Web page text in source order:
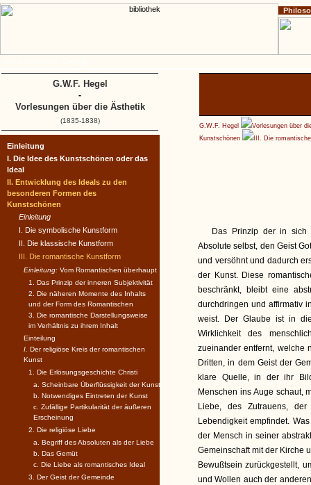
G.W.F. Hegel
Vorlesungen über
Kunstschönen
III. Die
Das Prinzip der in sich
Absolute selbst, den Geist
und versöhnt und dadurch
der Kunst. Diese
beschränkt, bleibt eine
durchdringen und affirmativ
weist. Der Glaube ist in
Wirklichkeit des
zueinander entfernt, welche
Dritten, in dem Geist der
klare Quelle, in der ihr
Menschen ins Auge schaut,
Liebe, des Zutrauens,
Lebendigkeit empfindet.
der Mensch in seiner
Gemeinschaft mit der Kirche
Bewußtsein zurückgestellt,
und Wollen auch der
Einleitung
I. Die Idee des Kunstschönen oder das
Ideal
II. Entwicklung des Ideals zu den
besonderen Formen des
Kunstschönen
Einleitung
I. Die symbolische Kunstform
II. Die klassische Kunstform
III. Die romantische Kunstform
Einleitung: Vom Romantischen überhaupt
1. Das Prinzip der inneren Subjektivität
2. Die näheren Momente des Inhalts
und der Form des Romantischen
3. Die romantische Darstellungsweise
im Verhältnis zu ihrem Inhalt
Einteilung
I. Der religiöse Kreis der romantischen
Kunst
1. Die Erlösungsgeschichte Christi
a. Scheinbare Überflüssigkeit der Kunst
b. Notwendiges Eintreten der Kunst
c. Zufällige Partikularität der äußeren
Erscheinung
2. Die religiöse Liebe
a. Begriff des Absoluten als der Liebe
b. Das Gemüt
c. Die Liebe als romantisches Ideal
3. Der Geist der Gemeinde
G.W.F. Hegel
-
Vorlesungen über die Ästhetik
(1835-1838)